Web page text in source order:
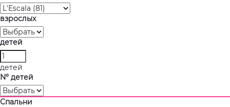
взрослых
детей
детей
Nº детей
Спальни